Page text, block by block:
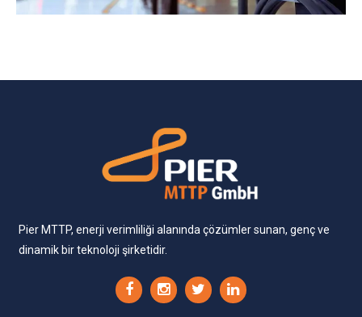
Pier MTTP, enerji verimliliği alanında çözümler sunan, genç ve
dinamik bir teknoloji şirketidir.